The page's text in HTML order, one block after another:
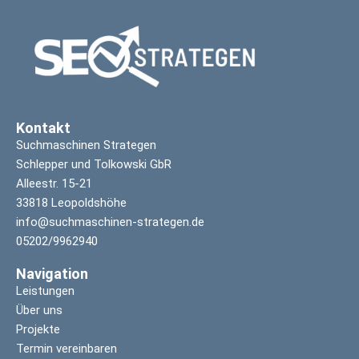
Kontakt
Suchmaschinen Strategen
Schlepper und Tolkowski GbR
Alleestr. 15-21
33818 Leopoldshöhe
info@suchmaschinen-strategen.de
05202/9962940
Navigation
Leistungen
Über uns
Projekte
Termin vereinbaren